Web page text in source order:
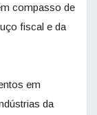
compasso de
fiscal e da
em
da